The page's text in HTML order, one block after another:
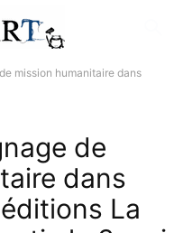
mission humanitaire dans
de
dans
La